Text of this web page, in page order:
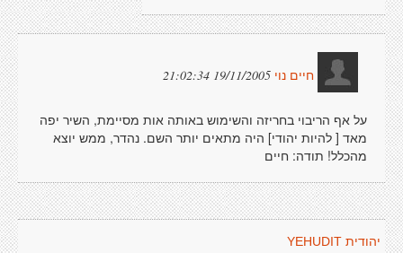
חיים נוי 19/11/2005 21:02:34
על אף הריבוי בחריזה והשימוש באותה אות מסיימת, השיר יפה
מאד [ להיות יהודי] היה מתאים יותר השם. נהדר, ממש יוצא
מהכלל! תודה: חיים
יהודית YEHUDIT